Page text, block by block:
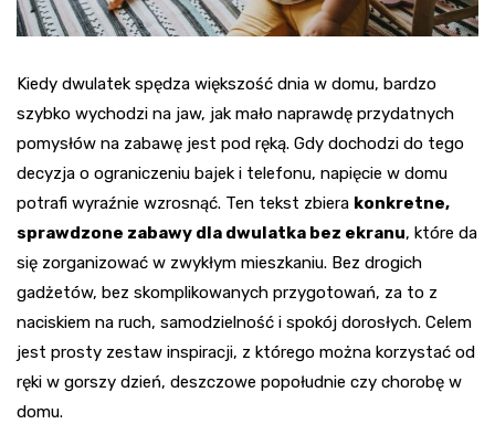
Kiedy dwulatek spędza większość dnia w domu, bardzo
szybko wychodzi na jaw, jak mało naprawdę przydatnych
pomysłów na zabawę jest pod ręką. Gdy dochodzi do tego
decyzja o ograniczeniu bajek i telefonu, napięcie w domu
potrafi wyraźnie wzrosnąć. Ten tekst zbiera konkretne,
sprawdzone zabawy dla dwulatka bez ekranu, które da
się zorganizować w zwykłym mieszkaniu. Bez drogich
gadżetów, bez skomplikowanych przygotowań, za to z
naciskiem na ruch, samodzielność i spokój dorosłych. Celem
jest prosty zestaw inspiracji, z którego można korzystać od
ręki w gorszy dzień, deszczowe popołudnie czy chorobę w
domu.